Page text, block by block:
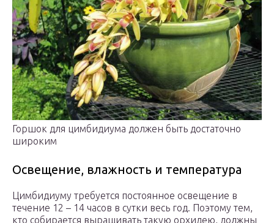
Горшок для цимбидиума должен быть достаточно
широким
Освещение, влажность и температура
Цимбидиуму требуется постоянное освещение в
течение 12 – 14 часов в сутки весь год. Поэтому тем,
кто собирается выращивать такую орхидею, должны